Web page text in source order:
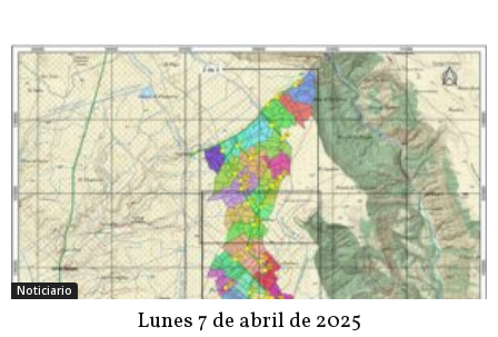
Noticiario
Lunes 7 de abril de 2025